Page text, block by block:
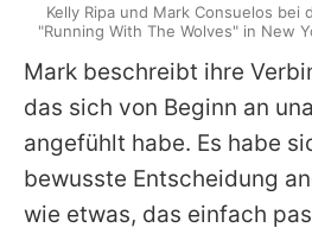
Mark beschreibt ihre
das sich von Beginn an
angefühlt habe. Es habe
bewusste Entscheidung
wie etwas, das einfach
Kelly Ripa und Mark Consuelos bei
"Running With The Wolves" in New